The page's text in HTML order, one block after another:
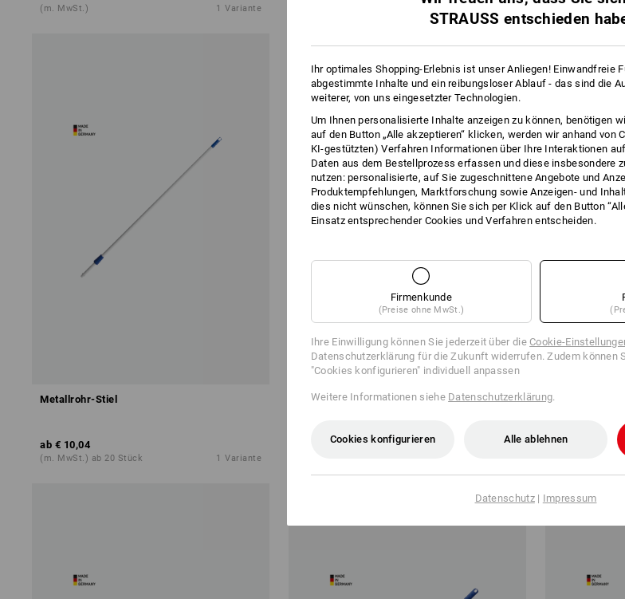
(m. MwSt.) 1 Variante
Metallrohr-Stiel
ab € 10,04
(m. MwSt.) ab 20 Stück 1 Variante
Stiel Metall, farbig
€ 2,53
Teleskop-Stiel
ab
(m. MwSt.) ab
STRAUSS entschieden
Ihr optimales Shopping-Erlebnis ist unser Anliegen! Einwandfreie
abgestimmte Inhalte und ein reibungsloser Ablauf - das sind die
weiterer, von uns eingesetzter Technologien.
Um Ihnen personalisierte Inhalte anzeigen zu können, benötigen
auf den Button „Alle akzeptieren“ klicken, werden wir anhand von
KI-gestützten) Verfahren Informationen über Ihre Interaktionen
Daten aus dem Bestellprozess erfassen und diese insbesondere
nutzen: personalisierte, auf Sie zugeschnittene Angebote und
Produktempfehlungen, Marktforschung sowie Anzeigen- und
dies nicht wünschen, können Sie sich per Klick auf den Button
Einsatz entsprechender Cookies und Verfahren entscheiden.
Firmenkunde
(Preise ohne MwSt.)
Ihre Einwilligung können Sie jederzeit über dieCookie-
Datenschutzerklärung für die Zukunft widerrufen. Zudem können
"Cookies konfigurieren" individuell anpassen
Weitere Informationen siehe Datenschutzerklärung.
Cookies konfigurieren Alle ablehnen
Datenschutz| Impressum